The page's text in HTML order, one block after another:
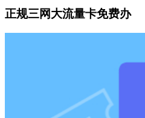
正规三网大流量卡免费办